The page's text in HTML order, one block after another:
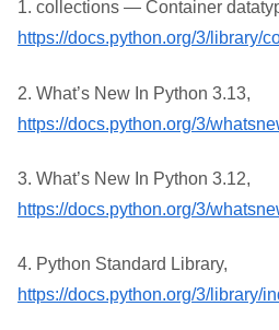
1. collections — Container
https://docs.python.org/3/library/
2. What’s New In Python 3.13,
https://docs.python.org/3/
3. What’s New In Python 3.12,
https://docs.python.org/3/
4. Python Standard Library,
https://docs.python.org/3/library/